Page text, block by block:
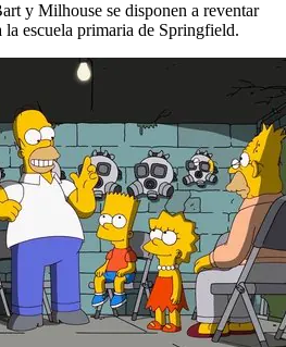
y Milhouse se disponen a reventar
la escuela primaria de Springfield.